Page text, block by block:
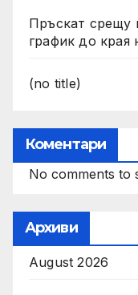
Пръскат срещу
график до края
(no title)
Коментари
No comments to
Архиви
August 2026